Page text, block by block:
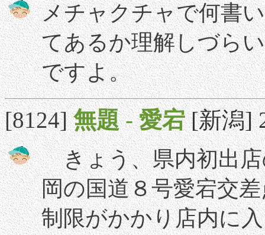
メチャクチャで何書い
てあるか理解しづらい
ですよ。
[8124]無題-愛宕 [新潟]
きょう、県内初出店
岡の国道８号愛宕交
制限がかかり店内に